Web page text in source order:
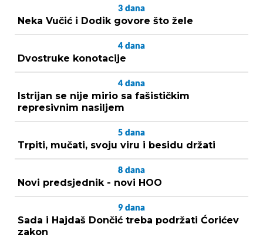
3 dana
Neka Vučić i Dodik govore što žele
4 dana
Dvostruke konotacije
4 dana
Istrijan se nije mirio sa fašističkim
represivnim nasiljem
5 dana
Trpiti, mučati, svoju viru i besidu držati
8 dana
Novi predsjednik - novi HOO
9 dana
Sada i Hajdaš Dončić treba podržati Ćorićev
zakon